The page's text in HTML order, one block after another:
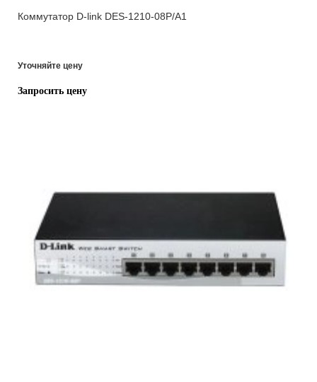
Коммутатор D-link DES-1210-08P/A1
Уточняйте цену
Запросить цену